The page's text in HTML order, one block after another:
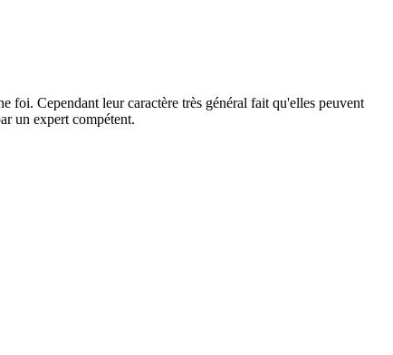
foi. Cependant leur caractère très général fait qu'elles peuvent
un expert compétent.